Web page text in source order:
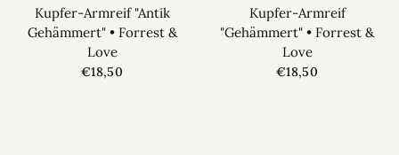
Kupfer-Armreif "Antik
Gehämmert" • Forrest &
Love
€18,50
Kupfer-Armreif
"Gehämmert" • Forrest &
Love
€18,50